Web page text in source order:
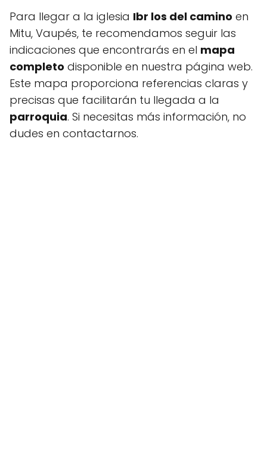
Para llegar a la iglesia Ibr los del camino en
Mitu, Vaupés, te recomendamos seguir las
indicaciones que encontrarás en el mapa
completo disponible en nuestra página web.
Este mapa proporciona referencias claras y
precisas que facilitarán tu llegada a la
parroquia. Si necesitas más información, no
dudes en contactarnos.